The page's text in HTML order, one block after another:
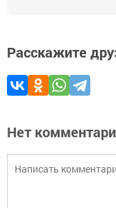
Расскажите
Нет